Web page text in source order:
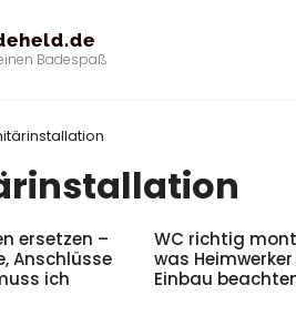
Badespaß
ersetzen –
Anschlüsse
ich
WC richtig
was
Einbau